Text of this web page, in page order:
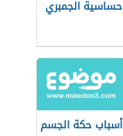
حساسية الجمبري
أسباب حكة الجسم